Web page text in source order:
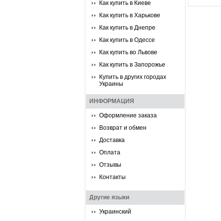
Как купить в Киеве
Как купить в Харькове
Как купить в Днепре
Как купить в Одессе
Как купить во Львове
Как купить в Запорожье
Купить в других городах
Украины
ИНФОРМАЦИЯ
Оформление заказа
Возврат и обмен
Доставка
Оплата
Отзывы
Контакты
Другие языки
Украинский